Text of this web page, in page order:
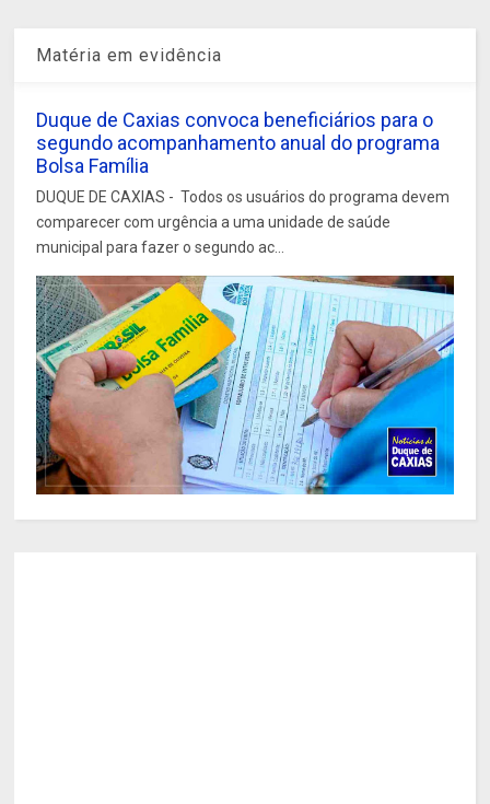
Matéria em evidência
Duque de Caxias convoca beneficiários para o
segundo acompanhamento anual do programa
Bolsa Família
DUQUE DE CAXIAS - Todos os usuários do programa devem
comparecer com urgência a uma unidade de saúde
municipal para fazer o segundo ac...